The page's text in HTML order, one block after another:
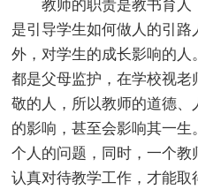
教师的职责是教书育人
是引导学生如何做人的引
外，对学生的成长影响的
都是父母监护，在学校视
敬的人，所以教师的道德
的影响，甚至会影响其一
个人的问题，同时，一个
认真对待教学工作，才能